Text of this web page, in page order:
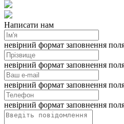
Написати нам
невірний формат заповнення
невірний формат заповнення
невірний формат заповнення
невірний формат заповнення